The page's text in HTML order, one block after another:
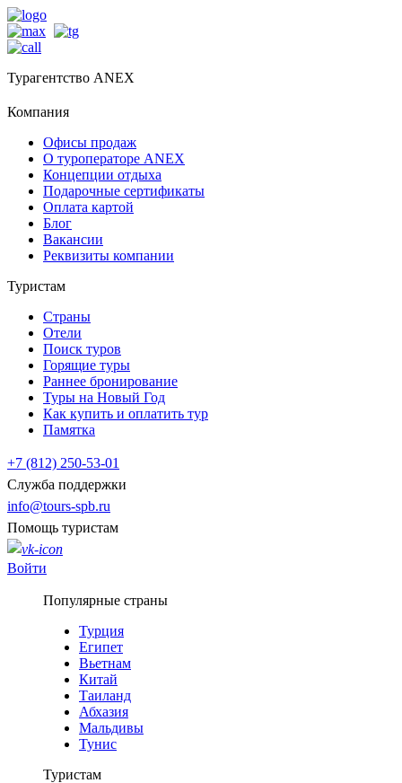
Турагентство ANEX
Компания
Офисы продаж
О туроператоре ANEX
Концепции отдыха
Подарочные сертификаты
Оплата картой
Блог
Вакансии
Реквизиты компании
Туристам
Страны
Отели
Поиск туров
Горящие туры
Раннее бронирование
Туры на Новый Год
Как купить и оплатить тур
Памятка
+7 (812) 250-53-01
Служба поддержки
info@tours-spb.ru
Помощь туристам
Войти
Популярные страны
Турция
Египет
Вьетнам
Китай
Таиланд
Абхазия
Мальдивы
Тунис
Туристам